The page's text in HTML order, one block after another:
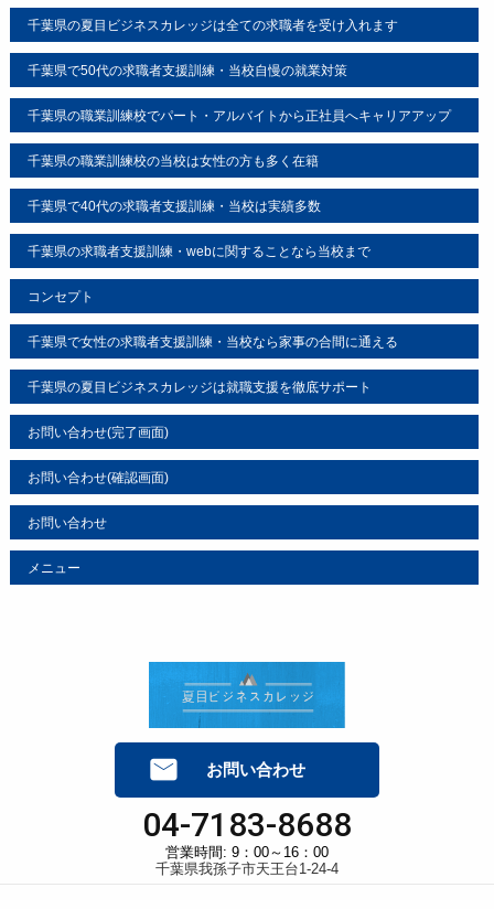
＜法令に基づき開示することが必要である場合＞
個人情報の安全対策
当カレッジは、個人情報の正確性及び安全性確保のため
に、セキュリティに万全の対策を講じています。
ご本人の照会
お客さまがご本人の個人情報の照会・修正・削除などを
ご希望される場合には、ご本人であることを確認の上、
対応させていただきます。
法令、規範の遵守と見直し
当カレッジは、保有する個人情報に関して適用される日
本の法令、その他規範を遵守するとともに、本ポリシー
の内容を適宜見直し、その改善に努めます。
お問い合せ
当カレッジの個人情報の取扱に関するお問い合せは下記
までご連絡ください。
住所：千葉県我孫子市天王台1-24-4
電話番号：04-7183-8688
千葉県の夏目ビジネスカレッジは全ての求職者を受け入れます
千葉県で50代の求職者支援訓練・当校自慢の就業対策
千葉県の職業訓練校でパート・アルバイトから正社員へキャリアアップ
千葉県の職業訓練校の当校は女性の方も多く在籍
千葉県で40代の求職者支援訓練・当校は実績多数
千葉県の求職者支援訓練・webに関することなら当校まで
コンセプト
千葉県で女性の求職者支援訓練・当校なら家事の合間に通える
千葉県の夏目ビジネスカレッジは就職支援を徹底サポート
お問い合わせ(完了画面)
お問い合わせ(確認画面)
お問い合わせ
メニュー
お問い合わせ
04-7183-8688
営業時間: 9：00～16：00
千葉県我孫子市天王台1-24-4